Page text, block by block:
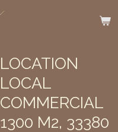
LOCATION
LOCAL
COMMERCIAL
1300 M2, 33380